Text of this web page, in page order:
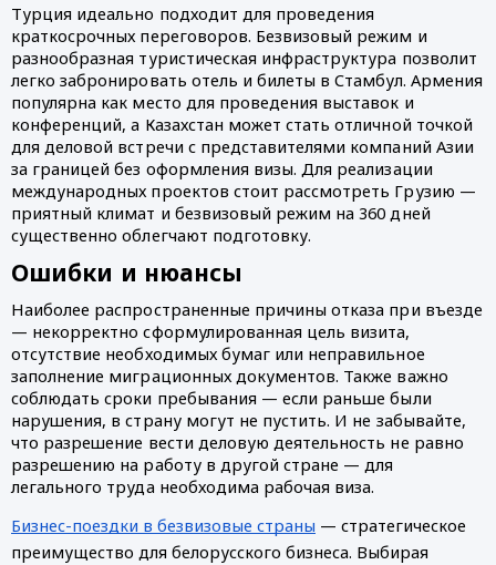
Турция идеально подходит для проведения
краткосрочных переговоров. Безвизовый режим и
разнообразная туристическая инфраструктура позволит
легко забронировать отель и билеты в Стамбул. Армения
популярна как место для проведения выставок и
конференций, а Казахстан может стать отличной точкой
для деловой встречи с представителями компаний Азии
за границей без оформления визы. Для реализации
международных проектов стоит рассмотреть Грузию —
приятный климат и безвизовый режим на 360 дней
существенно облегчают подготовку.
Ошибки и нюансы
Наиболее распространенные причины отказа при въезде
— некорректно сформулированная цель визита,
отсутствие необходимых бумаг или неправильное
заполнение миграционных документов. Также важно
соблюдать сроки пребывания — если раньше были
нарушения, в страну могут не пустить. И не забывайте,
что разрешение вести деловую деятельность не равно
разрешению на работу в другой стране — для
легального труда необходима рабочая виза.
Бизнес-поездки в безвизовые страны — стратегическое
преимущество для белорусского бизнеса. Выбирая